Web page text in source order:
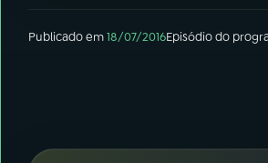
Publicado em18/07/2016Episódiodo